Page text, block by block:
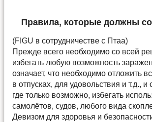
Правила, которые должны
(FIGU в сотрудничестве с Птаа)
Прежде всего необходимо со всей
избегать любую возможность
означает, что необходимо отложить
в отпусках, для удовольствия и т.д., и
где только возможно, избегать
самолётов, судов, любого вида
Девизом для здоровья и